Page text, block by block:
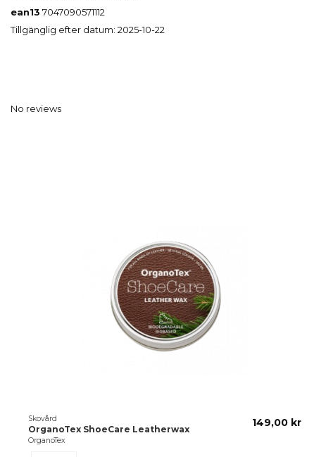
ean13 7047090571112
Tillgänglig efter datum: 2025-10-22
No reviews
Skovård
OrganoTex ShoeCare Leatherwax
OrganoTex
149,00 kr